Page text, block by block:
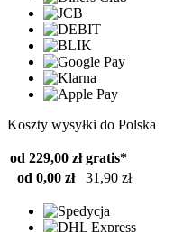
Koszty wysyłki do Polska
od 229,00 zł gratis*
od 0,00 zł
31,90 zł